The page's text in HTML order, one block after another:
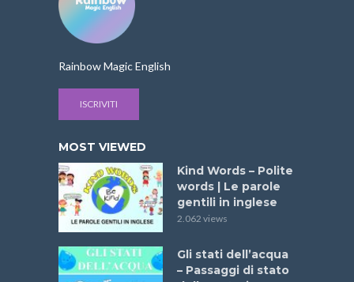
Rainbow Magic English
ISCRIVITI
MOST VIEWED
Kind Words – Polite
words | Le parole
gentili in inglese
2.062 views
Gli stati dell’acqua
– Passaggi di stato